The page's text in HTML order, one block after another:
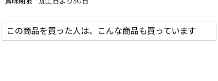
この商品を買った人は、こんな商品も買っています